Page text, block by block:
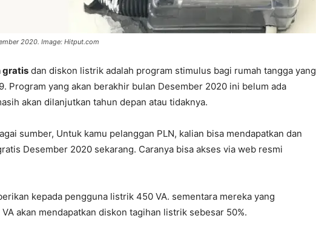
2020. Image: Hitput.com
gratis dan diskon listrik adalah program stimulus bagi rumah tangga yang
Program yang akan berakhir bulan Desember 2020 ini belum ada
akan dilanjutkan tahun depan atau tidaknya.
sumber, Untuk kamu pelanggan PLN, kalian bisa mendapatkan dan
Desember 2020 sekarang. Caranya bisa akses via web resmi
kepada pengguna listrik 450 VA. sementara mereka yang
akan mendapatkan diskon tagihan listrik sebesar 50%.